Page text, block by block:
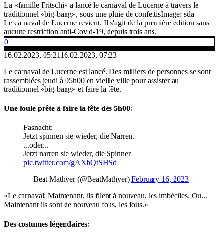
La «famille Fritschi» a lancé le carnaval de Lucerne à travers le
traditionnel «big-bang», sous une pluie de confettisImage: sda
Le carnaval de Lucerne revient. Il s'agit de la première édition sans
aucune restriction anti-Covid-19, depuis trois ans.
0
16.02.2023, 05:2116.02.2023, 07:23
Le carnaval de Lucerne est lancé. Des milliers de personnes se sont
rassemblées jeudi à 05h00 en vieille ville pour assister au
traditionnel «big-bang» et faire la fête.
Une foule prête à faire la fête dès 5h00:
Fasnacht:
Jetzt spinnen sie wieder, die Narren.
...oder...
Jetzt narren sie wieder, die Spinner.
pic.twitter.com/gAXbQtSHSd
— Beat Mathyer (@BeatMathyer) February 16, 2023
«Le carnaval: Maintenant, ils filent à nouveau, les imbéciles. Ou...
Maintenant ils sont de nouveau fous, les fous.»
Des costumes légendaires: